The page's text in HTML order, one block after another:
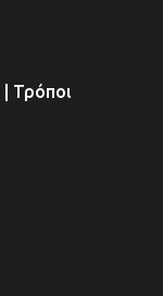
Τρόποι